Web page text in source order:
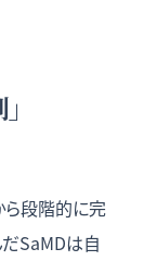
ら段階的に完
だSaMDは自